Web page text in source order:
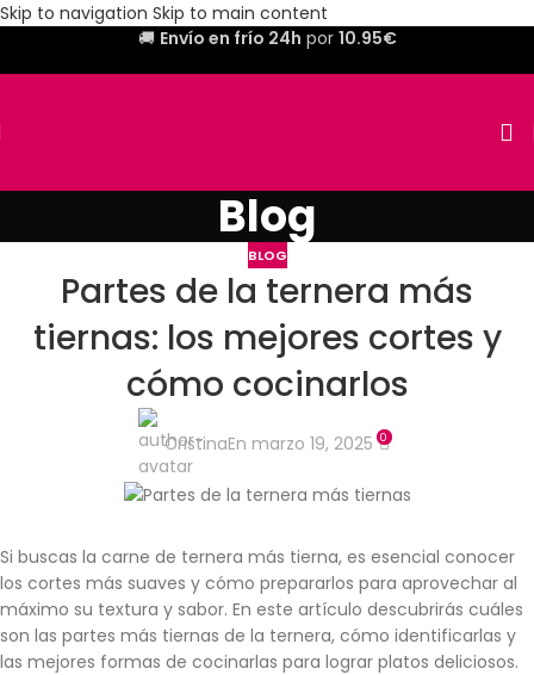
Skip to navigation Skip to main content
🚚 Envío en frío 24h por 10.95€
Blog
BLOG
Partes de la ternera más
tiernas: los mejores cortes y
cómo cocinarlos
CristinaEn marzo 19, 2025 0
Si buscas la carne de ternera más tierna, es esencial conocer
los cortes más suaves y cómo prepararlos para aprovechar al
máximo su textura y sabor. En este artículo descubrirás cuáles
son las partes más tiernas de la ternera, cómo identificarlas y
las mejores formas de cocinarlas para lograr platos deliciosos.